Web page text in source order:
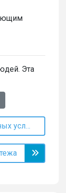
Эта
Договор по оказанию платных услуг – настройка DIKIDI Business